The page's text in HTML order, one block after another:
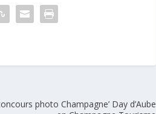
photo Champagne’ Day d’Aube